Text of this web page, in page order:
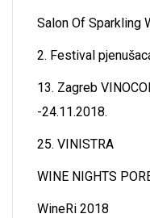
Salon Of Sparkling
2. Festival
13. Zagreb
-24.11.2018.
25. VINISTRA
WINE NIGHTS
WineRi 2018